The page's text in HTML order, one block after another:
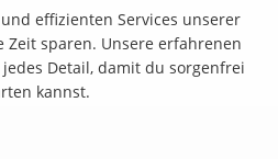
effizienten Services unserer
Zeit sparen. Unsere erfahrenen
Detail, damit du sorgenfrei
kannst.